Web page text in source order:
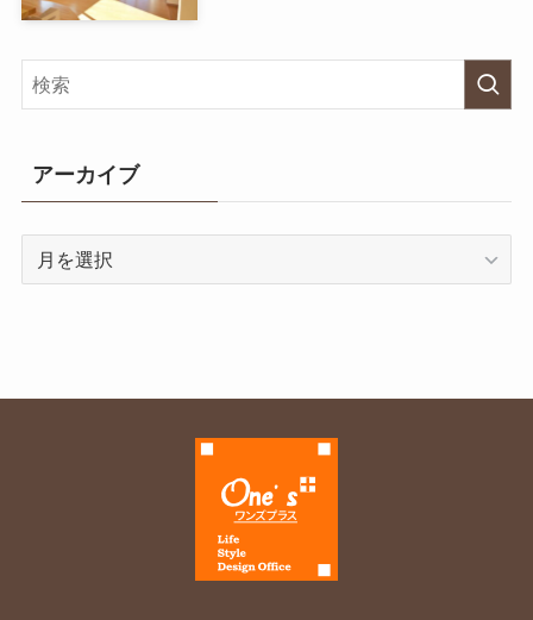
アーカイブ